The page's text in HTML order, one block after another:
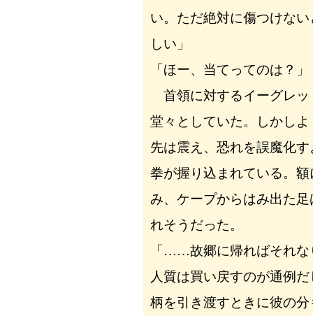
い。ただ絶対に傷つけな
しい」
「ほー、当てってのは？」
首領に対するイーグレッ
堂々としていた。しかし
先は震え、恐れを誤魔化
拳が握り込まれている。
み、ケープからはみ出た
れそうだった。
「……故郷に帰ればそれな
人質は買い戻すのが通例
柄を引き渡すときに彼の